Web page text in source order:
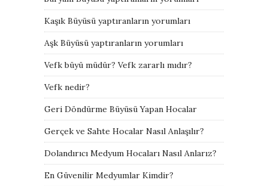
Kaşık Büyüsü yaptıranların yorumları
Aşk Büyüsü yaptıranların yorumları
Vefk büyü müdür? Vefk zararlı mıdır?
Vefk nedir?
Geri Döndürme Büyüsü Yapan Hocalar
Gerçek ve Sahte Hocalar Nasıl Anlaşılır?
Dolandırıcı Medyum Hocaları Nasıl Anlarız?
En Güvenilir Medyumlar Kimdir?